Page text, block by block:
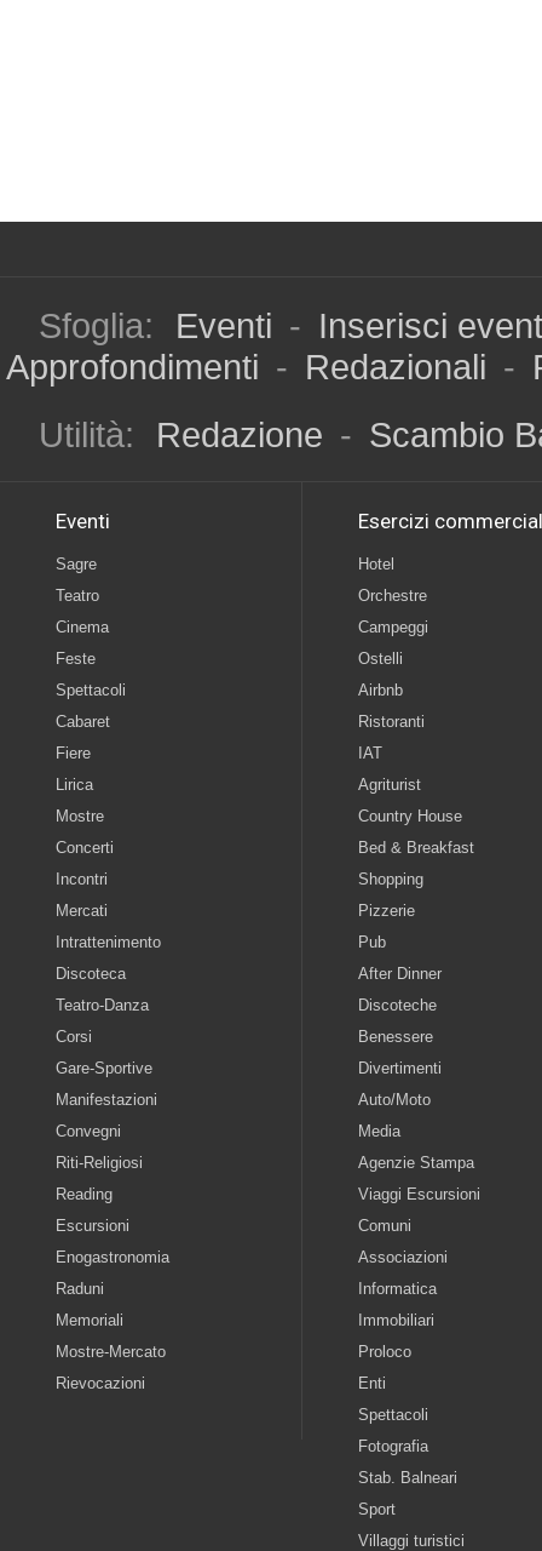
Sfoglia: Eventi - Inserisci
Approfondimenti - Redazionali -
Utilità:
Redazione - Scambio
Eventi
Sagre
Teatro
Cinema
Feste
Spettacoli
Cabaret
Fiere
Lirica
Mostre
Concerti
Incontri
Mercati
Intrattenimento
Discoteca
Teatro-Danza
Corsi
Gare-Sportive
Manifestazioni
Convegni
Riti-Religiosi
Reading
Escursioni
Enogastronomia
Raduni
Memoriali
Mostre-Mercato
Rievocazioni
Esercizi
Hotel
Orchestre
Campeggi
Ostelli
Airbnb
Ristoranti
IAT
Agriturist
Country House
Bed & Breakfast
Shopping
Pizzerie
Pub
After Dinner
Discoteche
Benessere
Divertimenti
Auto/Moto
Media
Agenzie Stampa
Viaggi Escursioni
Comuni
Associazioni
Informatica
Immobiliari
Proloco
Enti
Spettacoli
Fotografia
Stab. Balneari
Sport
Villaggi turistici